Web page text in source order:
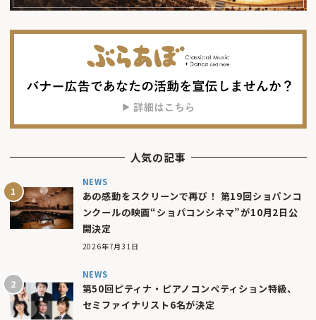
人気の記事
NEWS
あの感動をスクリーンで再び！ 第19回ショパンコ
ンクールの映画“ショパコンシネマ”が10月2日公
開決定
2026年7月31日
NEWS
第50回ピティナ・ピアノコンペティション特級、
セミファイナリスト6名が決定